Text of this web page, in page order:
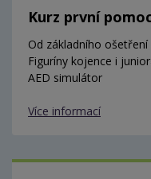
Kurz první
Od základního
Figuríny kojence i
AED simulátor
Více informací